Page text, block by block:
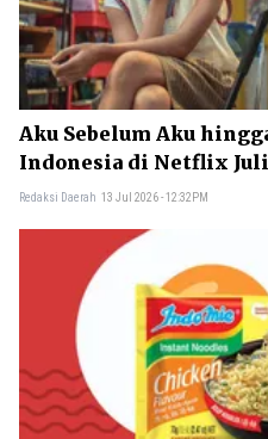
Aku Sebelum Aku
Indonesia di Netflix Juli
Redaksi Daerah 13 Jul 2026 - 12:32PM